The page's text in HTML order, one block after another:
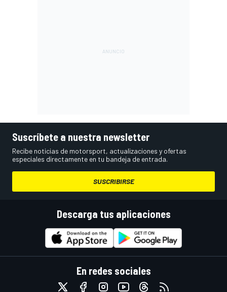
Suscríbete a nuestra newsletter
Recibe noticias de motorsport, actualizaciones y ofertas
especiales directamente en tu bandeja de entrada.
SUSCRIBIRSE
Descarga tus aplicaciones
En redes sociales